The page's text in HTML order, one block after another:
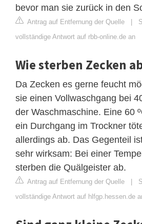
bevor man sie zurück in den
Antrag auf Entfernung der Quelle |
vollständige Antwort auf rbb-online.de an
Wie sterben Zecken
Da Zecken es gerne feucht
sie einen Vollwaschgang bei
der Waschmaschine. Eine 60
ein Durchgang im Trockner
allerdings ab. Das Gegenteil
sehr wirksam: Bei einer
sterben die Quälgeister ab.
Antrag auf Entfernung der Quelle |
vollständige Antwort auf hlfgp.hessen.de